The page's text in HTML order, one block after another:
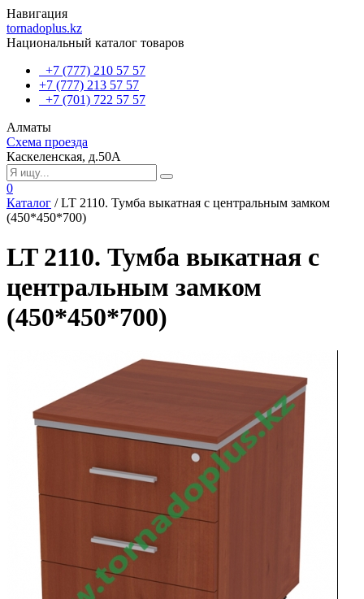
Навигация
tornadoplus.kz
Национальный каталог товаров
+7 (777) 210 57 57
+7 (777) 213 57 57
+7 (701) 722 57 57
Алматы
Схема проезда
Каскеленская, д.50А
0
Каталог /LT 2110. Тумба выкатная с центральным замком
(450*450*700)
LT 2110. Тумба выкатная с
центральным замком
(450*450*700)